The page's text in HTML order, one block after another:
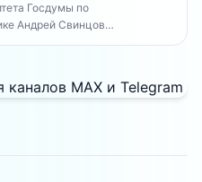
Госдумы по
Андрей Свинцов
россиянам временно